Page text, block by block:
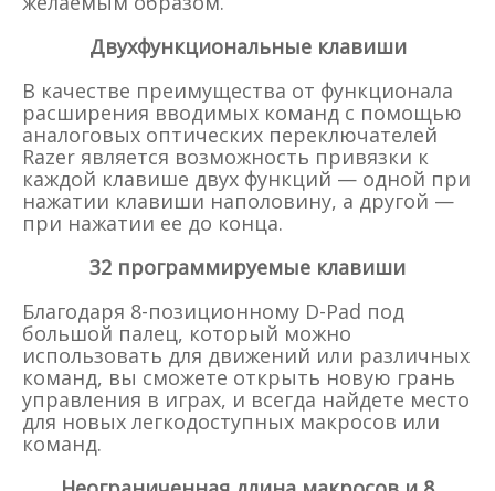
Двухфункциональные клавиши
В качестве преимущества от функционала
расширения вводимых команд с помощью
аналоговых оптических переключателей
Razer является возможность привязки к
каждой клавише двух функций — одной при
нажатии клавиши наполовину, а другой —
при нажатии ее до конца.
32 программируемые клавиши
Благодаря 8-позиционному D-Pad под
большой палец, который можно
использовать для движений или различных
команд, вы сможете открыть новую грань
управления в играх, и всегда найдете место
для новых легкодоступных макросов или
команд.